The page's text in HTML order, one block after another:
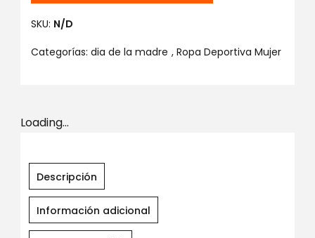
SKU: N/D
Categorías: dia de la madre , Ropa Deportiva Mujer
Loading...
Descripción
Información adicional